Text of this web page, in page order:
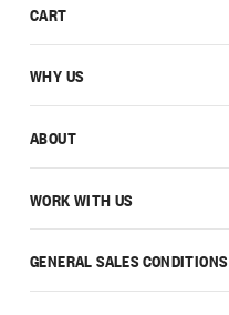
CART
WHY US
ABOUT
WORK WITH US
GENERAL SALES CONDITIONS